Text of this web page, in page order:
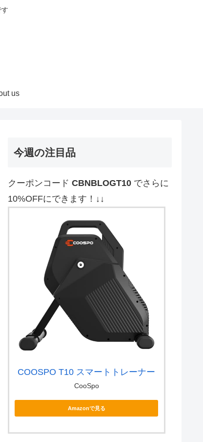
us
今週の注目品
クーポンコード CBNBLOGT10 でさらに
10%OFFにできます！↓↓
COOSPO T10 スマートトレーナー
CooSpo
Amazonで見る